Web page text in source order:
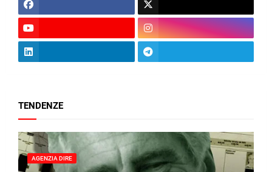
TENDENZE
AGENZIA DIRE